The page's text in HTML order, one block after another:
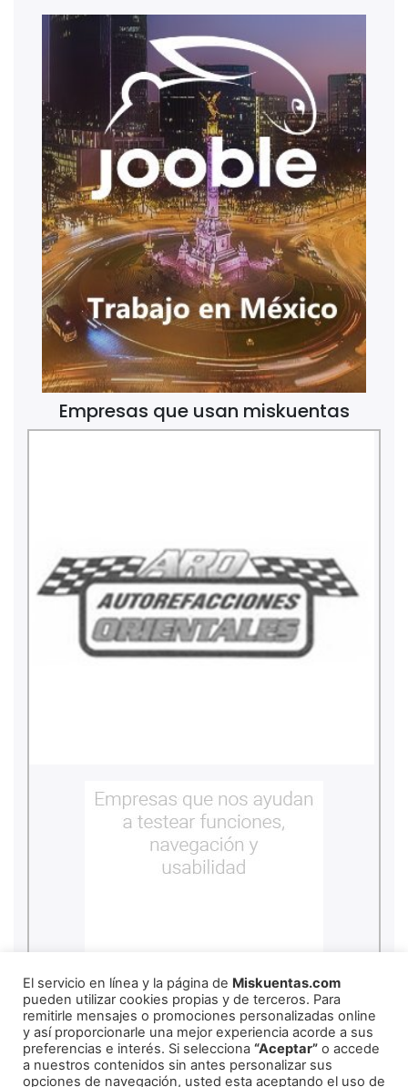
Empresas que usan miskuentas
REDES SOCIALES
El servicio en línea y la página de Miskuentas.com
pueden utilizar cookies propias y de terceros. Para
remitirle mensajes o promociones personalizadas online
y así proporcionarle una mejor experiencia acorde a sus
preferencias e interés. Si selecciona “Aceptar” o accede
a nuestros contenidos sin antes personalizar sus
opciones de navegación, usted esta aceptando el uso de